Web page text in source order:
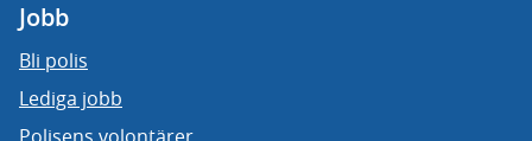
Jobb
Bli polis
Lediga jobb